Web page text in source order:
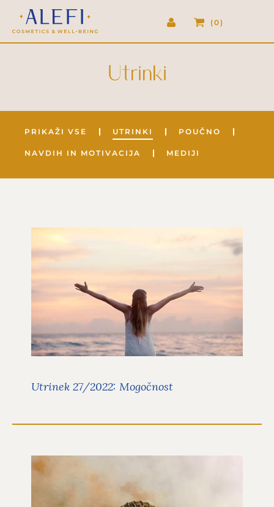
0
Utrinki
Blog
PRIKAŽI VSE UTRINKI POUČNO
NAVDIH IN MOTIVACIJA MEDIJI
Utrinek 27/2022: Mogočnost
V zadnjem utrinku za leto 2022 sva z
Ano Mario Mitič spregovorili o
mogočnosti.
Preberite več
Utrinek 26/2022: Življenje